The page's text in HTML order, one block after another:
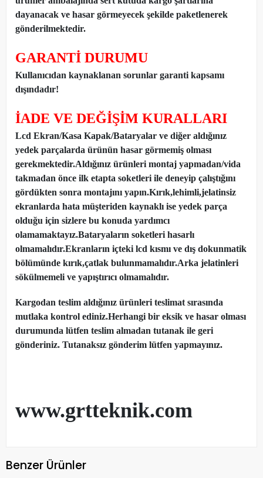
dayanacak ve hasar görmeyecek şekilde paketlenerek
gönderilmektedir.
GARANTİ DURUMU
Kullanıcıdan kaynaklanan sorunlar garanti kapsamı
dışındadır!
İADE VE DEĞİŞİM KURALLARI
Lcd Ekran/Kasa Kapak/Bataryalar ve diğer aldığınız
yedek parçalarda ürünün hasar görmemiş olması
gerekmektedir.Aldığınız ürünleri montaj yapmadan/vida
takmadan önce ilk etapta soketleri ile deneyip çalıştığını
gördükten sonra montajını yapın.Kırık,lehimli,jelatinsiz
ekranlarda hata müşteriden kaynaklı ise yedek parça
olduğu için sizlere bu konuda yardımcı
olamamaktayız.Bataryaların soketleri hasarlı
olmamalıdır.Ekranların içteki lcd kısmı ve dış dokunmatik
bölümünde kırık,çatlak bulunmamalıdır.Arka jelatinleri
sökülmemeli ve yapıştırıcı olmamalıdır.
Kargodan teslim aldığınız ürünleri teslimat sırasında
mutlaka kontrol ediniz.Herhangi bir eksik ve hasar olması
durumunda lütfen teslim almadan tutanak ile geri
gönderiniz. Tutanaksız gönderim lütfen yapmayınız.
www.grtteknik.com
Benzer Ürünler